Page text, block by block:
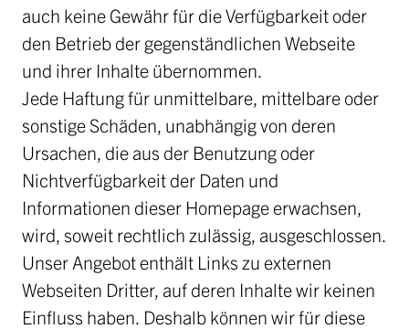
auch keine Gewähr für die Verfügbarkeit oder
den Betrieb der gegenständlichen Webseite
und ihrer Inhalte übernommen.
Jede Haftung für unmittelbare, mittelbare oder
sonstige Schäden, unabhängig von deren
Ursachen, die aus der Benutzung oder
Nichtverfügbarkeit der Daten und
Informationen dieser Homepage erwachsen,
wird, soweit rechtlich zulässig, ausgeschlossen.
Unser Angebot enthält Links zu externen
Webseiten Dritter, auf deren Inhalte wir keinen
Einfluss haben. Deshalb können wir für diese